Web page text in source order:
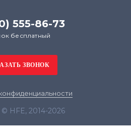
555-86-73
бесплатный
HFE, 2014-2026